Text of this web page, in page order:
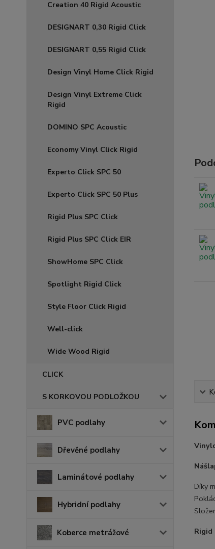
Creation 40 Rigid Acoustic
DESIGNART 0,30 Rigid Click
DESIGNART 0,55 Rigid Click
Design Vinyl Home Click Rigid
Design Vinyl Extreme Click
Rigid
DOMINO SPC Acoustic
Economy Vinyl Click Rigid
Experto Click SPC 50
Experto Click SPC 50 Plus
Rigid Plus SPC Click
Rigid Plus SPC Click EIR
ShowHome SPC Click
Spotlight Rigid Click
Style Floor Click Rigid
Well-click
Wide Wood Rigid
CLICK
S KORKOVOU PODLOŽKOU
PVC podlahy
Dřevěné podlahy
Laminátové podlahy
Hybridní podlahy
Koberce metrážové
Díky
Rigid